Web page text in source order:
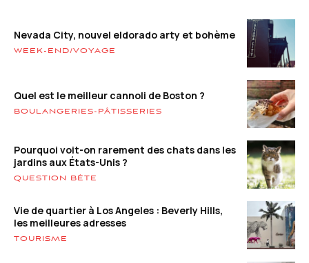
Nevada City, nouvel eldorado arty et bohème
WEEK-END/VOYAGE
Quel est le meilleur cannoli de Boston ?
BOULANGERIES-PÂTISSERIES
Pourquoi voit-on rarement des chats dans les
jardins aux États-Unis ?
QUESTION BÊTE
Vie de quartier à Los Angeles : Beverly Hills,
les meilleures adresses
TOURISME